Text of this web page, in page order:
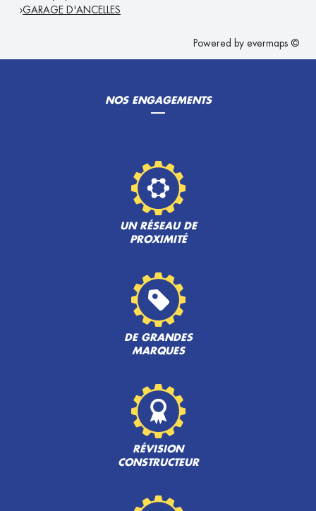
GARAGE D'ANCELLES
Powered by evermaps ©
NOS ENGAGEMENTS
UN RÉSEAU DE
PROXIMITÉ
DE GRANDES
MARQUES
RÉVISION
CONSTRUCTEUR